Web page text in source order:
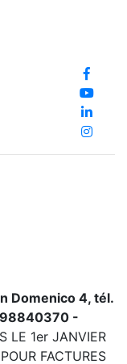
Domenico 4, tél.
-
LE 1er JANVIER
FACTURES